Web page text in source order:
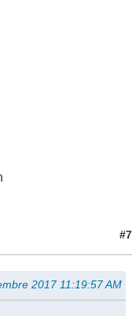
#7
2017 11:19:57 AM